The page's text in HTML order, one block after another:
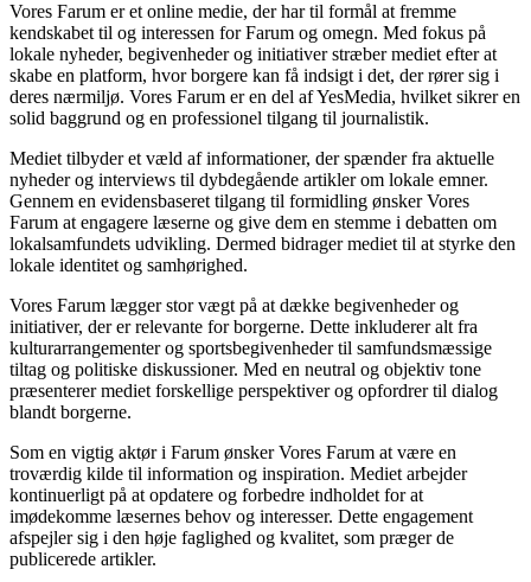
Vores Farum er et online medie, der har til formål at fremme
kendskabet til og interessen for Farum og omegn. Med fokus på
lokale nyheder, begivenheder og initiativer stræber mediet efter at
skabe en platform, hvor borgere kan få indsigt i det, der rører sig i
deres nærmiljø. Vores Farum er en del af YesMedia, hvilket sikrer en
solid baggrund og en professionel tilgang til journalistik.
Mediet tilbyder et væld af informationer, der spænder fra aktuelle
nyheder og interviews til dybdegående artikler om lokale emner.
Gennem en evidensbaseret tilgang til formidling ønsker Vores
Farum at engagere læserne og give dem en stemme i debatten om
lokalsamfundets udvikling. Dermed bidrager mediet til at styrke den
lokale identitet og samhørighed.
Vores Farum lægger stor vægt på at dække begivenheder og
initiativer, der er relevante for borgerne. Dette inkluderer alt fra
kulturarrangementer og sportsbegivenheder til samfundsmæssige
tiltag og politiske diskussioner. Med en neutral og objektiv tone
præsenterer mediet forskellige perspektiver og opfordrer til dialog
blandt borgerne.
Som en vigtig aktør i Farum ønsker Vores Farum at være en
troværdig kilde til information og inspiration. Mediet arbejder
kontinuerligt på at opdatere og forbedre indholdet for at
imødekomme læsernes behov og interesser. Dette engagement
afspejler sig i den høje faglighed og kvalitet, som præger de
publicerede artikler.